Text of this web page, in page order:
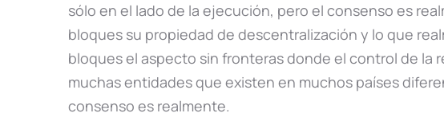
sólo en el lado de la ejecución, pero el consenso es
bloques su propiedad de descentralización y lo que
bloques el aspecto sin fronteras donde el control de la
muchas entidades que existen en muchos países
consenso es realmente.